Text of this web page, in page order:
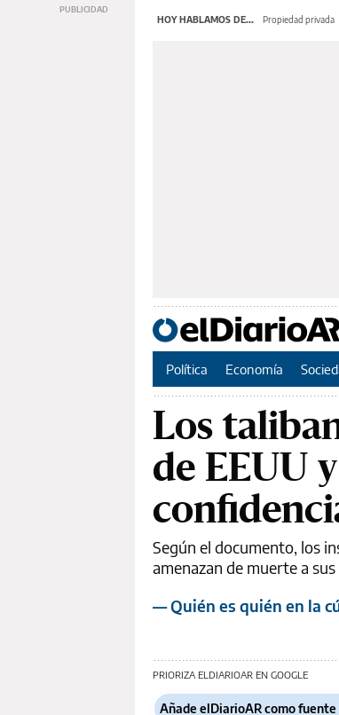
HOY HABLAMOS DE... Propiedad privada
Política Economía
Los
de EEUU
Según el documento, los
amenazan de muerte a
— Quién es quién en la
PRIORIZA ELDIARIOAR EN GOOGLE
Añade elDiarioAR como